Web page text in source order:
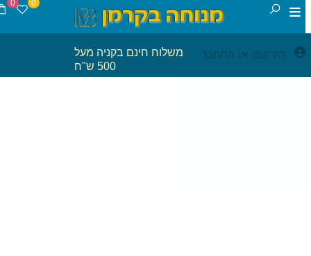
הירשם או התחבר
משלוח חינם בקניה מעל
500 ש"ח
0 0